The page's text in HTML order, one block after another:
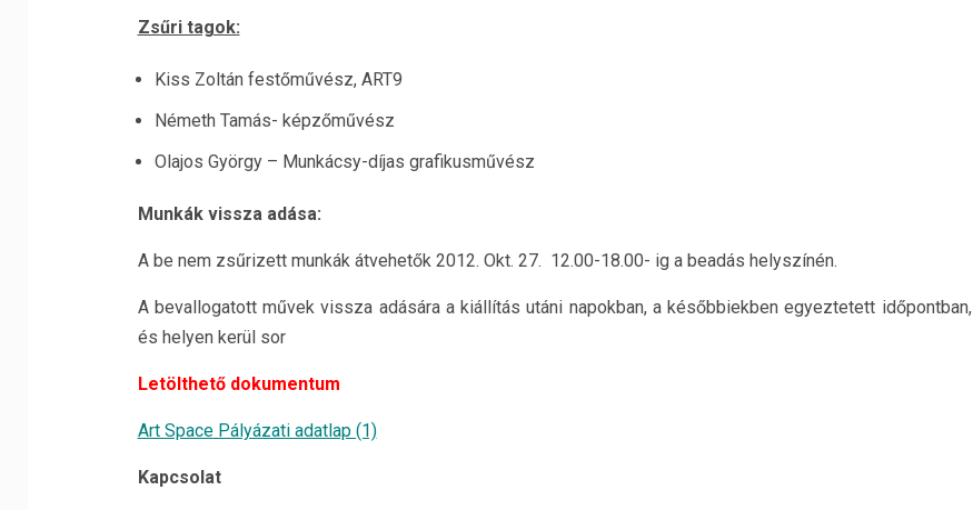
Zsűri tagok:
Kiss Zoltán festőművész, ART9
Németh Tamás- képzőművész
Olajos György – Munkácsy-díjas grafikusművész
Munkák vissza adása:
A be nem zsűrizett munkák átvehetők 2012. Okt. 27. 12.00-18.00- ig a beadás helyszínén.
A bevallogatott művek vissza adására a kiállítás utáni napokban, a későbbiekben egyeztetett időpontban,
és helyen kerül sor
Letölthető dokumentum
Art Space Pályázati adatlap (1)
Kapcsolat